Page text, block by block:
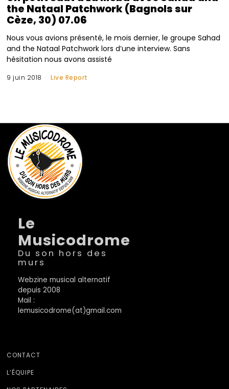
the Nataal Patchwork (Bagnols sur
Cèze, 30) 07.06
Nous vous avions présenté, le mois dernier, le groupe Sahad
and the Nataal Patchwork lors d’une interview. Sans
hésitation nous avons assisté
9 juin 2018 Live Report
Le
Musicodrome
Du son hors des
murs
Webzine musical alternatif
depuis 2008
Mail :
lemusicodrome(at)gmail.com
CONTACT
L’ÉQUIPE